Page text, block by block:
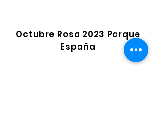
Octubre Rosa 2023 Parque
España